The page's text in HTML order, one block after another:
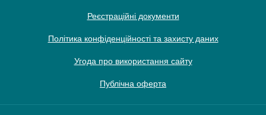
Реєстраційні документи
Політика конфіденційності та захисту даних
Угода про використання сайту
Публічна оферта